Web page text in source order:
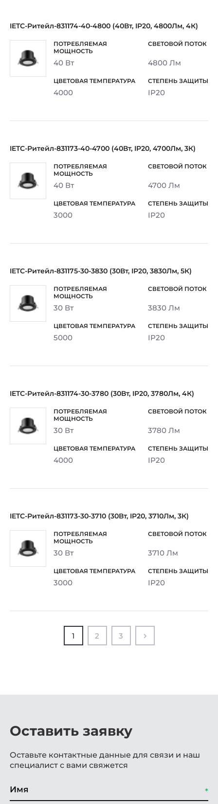
IETC-Ритейл-831174-40-4800 (40Вт, IP20, 4800Лм, 4К)
40 Вт 4800 Лм
4000 IP20
IETC-Ритейл-831173-40-4700 (40Вт, IP20, 4700Лм, 3К)
40 Вт 4700 Лм
3000 IP20
IETC-Ритейл-831175-30-3830 (30Вт, IP20, 3830Лм, 5К)
30 Вт 3830 Лм
5000 IP20
IETC-Ритейл-831174-30-3780 (30Вт, IP20, 3780Лм, 4К)
30 Вт 3780 Лм
4000 IP20
IETC-Ритейл-831173-30-3710 (30Вт, IP20, 3710Лм, 3К)
30 Вт 3710 Лм
3000 IP20
1 2 3
Оставить заявку
Оставьте контактные данные для связи и наш
специалист с вами свяжется